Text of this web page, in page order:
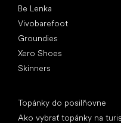
Be Lenka
Vivobarefoot
Groundies
Xero Shoes
Skinners
Topánky do posilňovne
Ako vybrať topánky na